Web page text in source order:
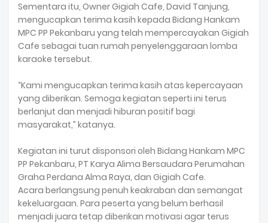
‎Sementara itu, Owner Gigiah Cafe, David Tanjung,
mengucapkan terima kasih kepada Bidang Hankam
MPC PP Pekanbaru yang telah mempercayakan Gigiah
Cafe sebagai tuan rumah penyelenggaraan lomba
karaoke tersebut.
‎“Kami mengucapkan terima kasih atas kepercayaan
yang diberikan. Semoga kegiatan seperti ini terus
berlanjut dan menjadi hiburan positif bagi
masyarakat,” katanya.
‎Kegiatan ini turut disponsori oleh Bidang Hankam MPC
PP Pekanbaru, PT Karya Alima Bersaudara Perumahan
Graha Perdana Alma Raya, dan Gigiah Cafe.
‎Acara berlangsung penuh keakraban dan semangat
kekeluargaan. Para peserta yang belum berhasil
menjadi juara tetap diberikan motivasi agar terus